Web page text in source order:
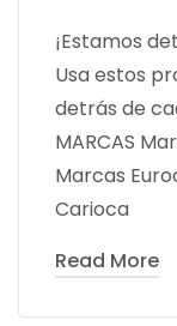
¡Estamos
Usa estos
detrás de
MARCAS
Marcas
Carioca
Read More